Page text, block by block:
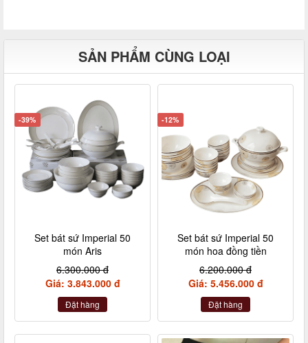
SẢN PHẨM CÙNG LOẠI
-39%
Set bát sứ Imperial 50
món Aris
6.300.000 đ
Giá: 3.843.000 đ
Đặt hàng
-12%
Set bát sứ Imperial 50
món hoa đồng tiền
6.200.000 đ
Giá: 5.456.000 đ
Đặt hàng